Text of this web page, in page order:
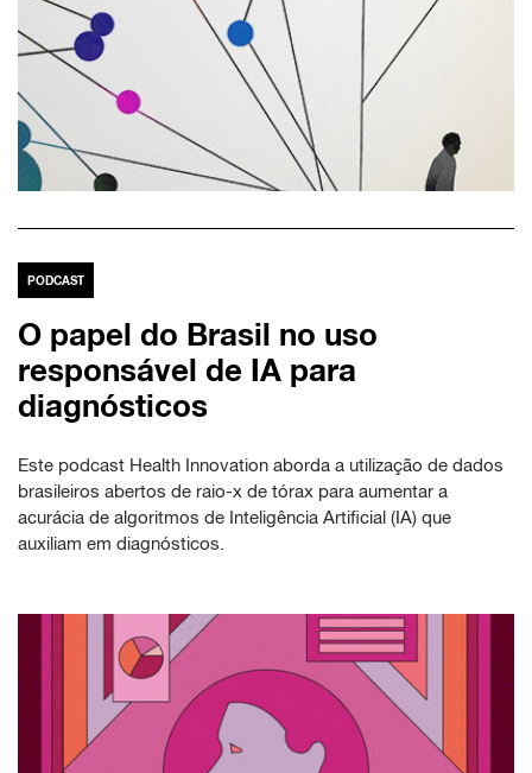
PODCAST
O papel do Brasil no uso
responsável de IA para
diagnósticos
Este podcast Health Innovation aborda a utilização de dados
brasileiros abertos de raio-x de tórax para aumentar a
acurácia de algoritmos de Inteligência Artificial (IA) que
auxiliam em diagnósticos.